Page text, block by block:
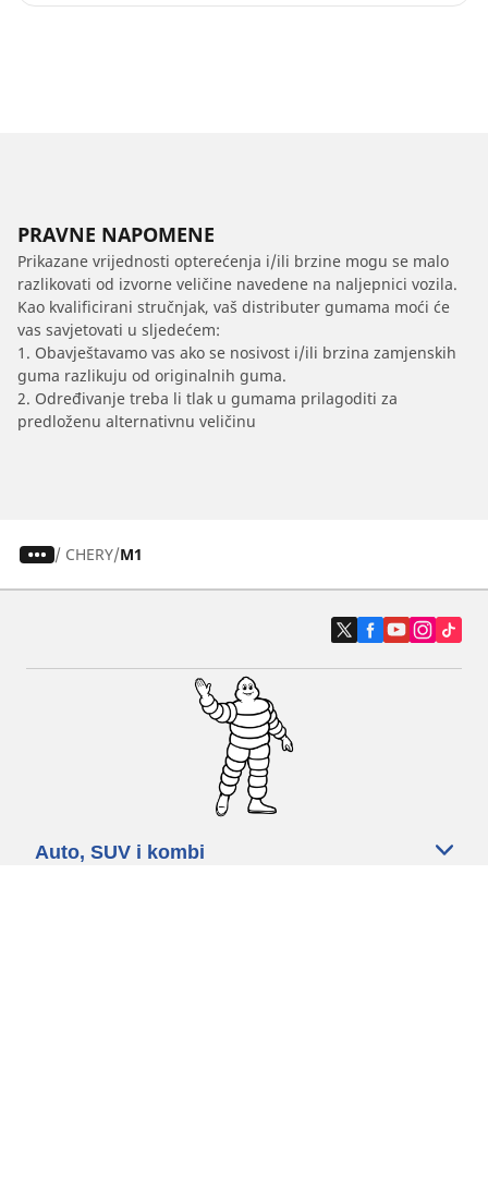
PRAVNE NAPOMENE
Prikazane vrijednosti opterećenja i/ili brzine mogu se malo
razlikovati od izvorne veličine navedene na naljepnici vozila.
Kao kvalificirani stručnjak, vaš distributer gumama moći će
vas savjetovati u sljedećem:
1. Obavještavamo vas ako se nosivost i/ili brzina zamjenskih
guma razlikuju od originalnih guma.
2. Određivanje treba li tlak u gumama prilagoditi za
predloženu alternativnu veličinu
/ CHERY M1
Auto, SUV i kombi